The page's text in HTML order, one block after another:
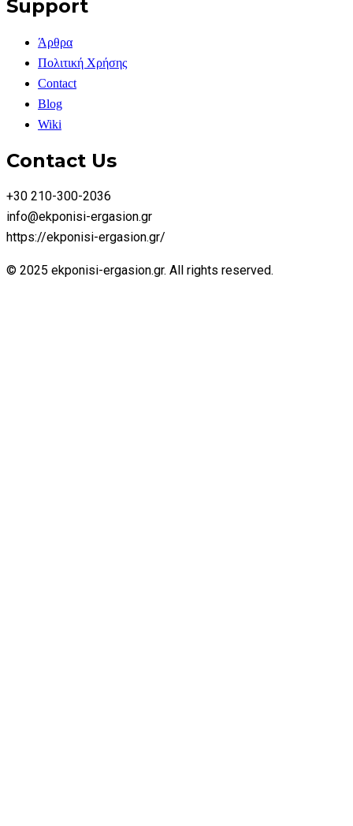
Support
Άρθρα
Πολιτική Χρήσης
Contact
Blog
Wiki
Contact Us
+30 210-300-2036
info@ekponisi-ergasion.gr
https://ekponisi-ergasion.gr/
© 2025 ekponisi-ergasion.gr. All rights reserved.